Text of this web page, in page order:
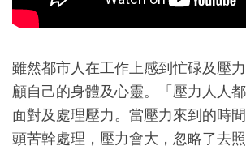
雖然都市人在工作上感到忙碌及壓
顧自己的身體及心靈。「壓力人人
面對及處理壓力。當壓力來到的時
頭苦幹處理，壓力會大，忽略了去